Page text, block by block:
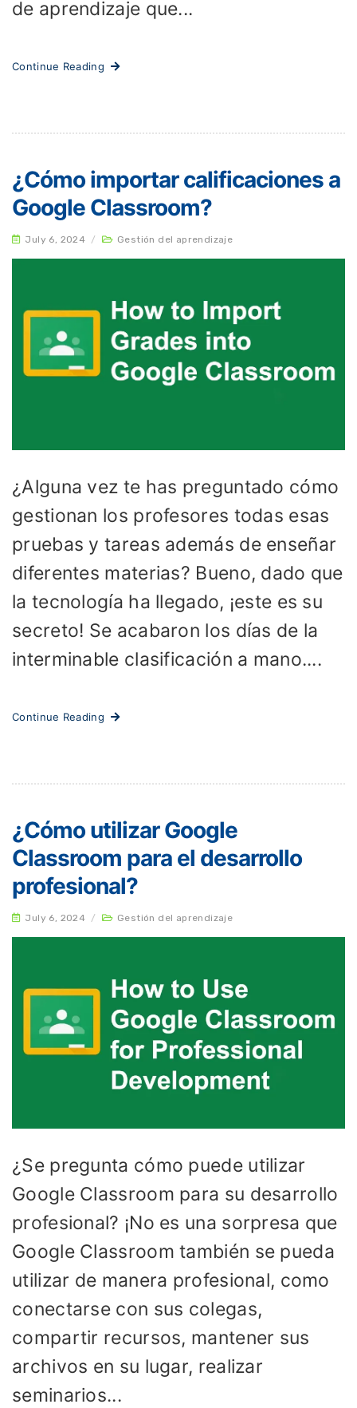
de aprendizaje que...
Continue Reading
¿Cómo importar calificaciones a
Google Classroom?
July 6, 2024 / Gestión del aprendizaje
¿Alguna vez te has preguntado cómo
gestionan los profesores todas esas
pruebas y tareas además de enseñar
diferentes materias? Bueno, dado que
la tecnología ha llegado, ¡este es su
secreto! Se acabaron los días de la
interminable clasificación a mano....
Continue Reading
¿Cómo utilizar Google
Classroom para el desarrollo
profesional?
July 6, 2024 / Gestión del aprendizaje
¿Se pregunta cómo puede utilizar
Google Classroom para su desarrollo
profesional? ¡No es una sorpresa que
Google Classroom también se pueda
utilizar de manera profesional, como
conectarse con sus colegas,
compartir recursos, mantener sus
archivos en su lugar, realizar
seminarios...